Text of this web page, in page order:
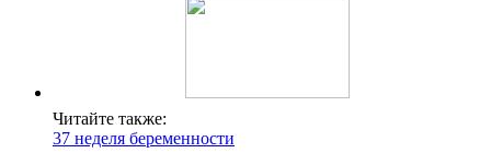
Читайте также:
37 неделя беременности